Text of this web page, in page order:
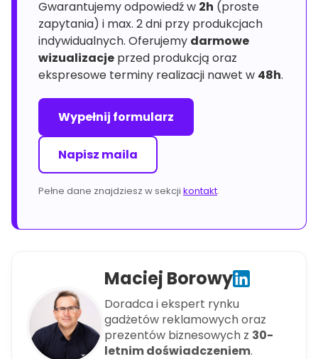
Gwarantujemy odpowiedź w 2h (proste
zapytania) i max. 2 dni przy produkcjach
indywidualnych. Oferujemy darmowe
wizualizacje przed produkcją oraz
ekspresowe terminy realizacji nawet w 48h.
Wypełnij formularz
Napisz maila
Pełne dane znajdziesz w sekcji kontakt.
Maciej Borowy
Doradca i ekspert rynku
gadżetów reklamowych oraz
prezentów biznesowych z 30-
letnim doświadczeniem.